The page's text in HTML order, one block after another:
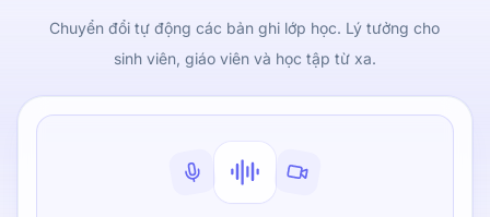
Chuyển đổi tự động các bản ghi lớp học. Lý tưởng cho
sinh viên, giáo viên và học tập từ xa.